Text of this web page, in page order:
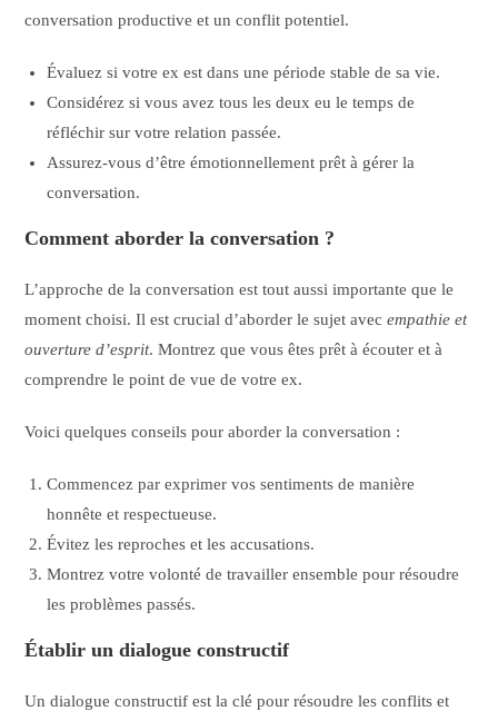
conversation productive et un conflit potentiel.
Évaluez si votre ex est dans une période stable de sa vie.
Considérez si vous avez tous les deux eu le temps de
réfléchir sur votre relation passée.
Assurez-vous d’être émotionnellement prêt à gérer la
conversation.
Comment aborder la conversation ?
L’approche de la conversation est tout aussi importante que le
moment choisi. Il est crucial d’aborder le sujet avecempathie et
ouverture d’esprit. Montrez que vous êtes prêt à écouter et à
comprendre le point de vue de votre ex.
Voici quelques conseils pour aborder la conversation :
Commencez par exprimer vos sentiments de manière
honnête et respectueuse.
Évitez les reproches et les accusations.
Montrez votre volonté de travailler ensemble pour résoudre
les problèmes passés.
Établir un dialogue constructif
Un dialogue constructif est la clé pour résoudre les conflits et